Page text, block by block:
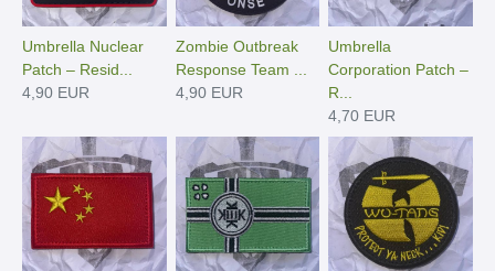
Umbrella Nuclear
Patch – Resid...
4,90 EUR
Zombie Outbreak
Response Team ...
4,90 EUR
Umbrella
Corporation Patch –
R...
4,70 EUR